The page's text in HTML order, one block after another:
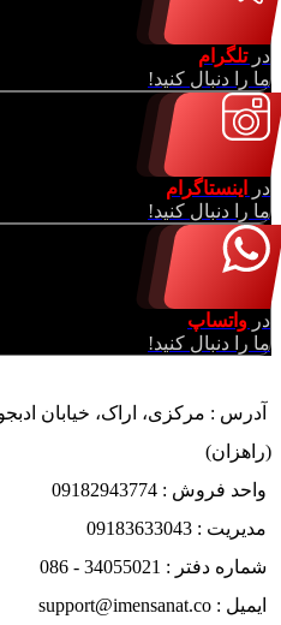
درتلگرام
ما را دنبال کنید!
در
اینستاگرام
ما را دنبال کنید!
در واتساپ
ما را دنبال کنید!
آدرس : مرکزی، اراک، خیابان
(راهزان)
واحد فروش : 09182943774
مدیریت : 09183633043
شماره دفتر : 34055021 - 086
ایمیل : support@imensanat.co